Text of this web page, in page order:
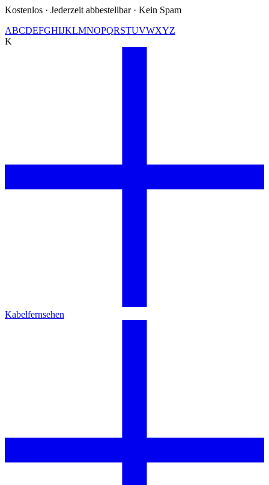
Kostenlos · Jederzeit abbestellbar · Kein Spam
ABCDEFGHIJKLMNOPQRSTUVWXYZ
K
Kabelfernsehen